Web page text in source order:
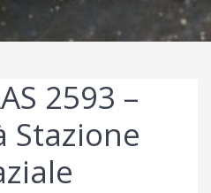
2593 –
Stazione